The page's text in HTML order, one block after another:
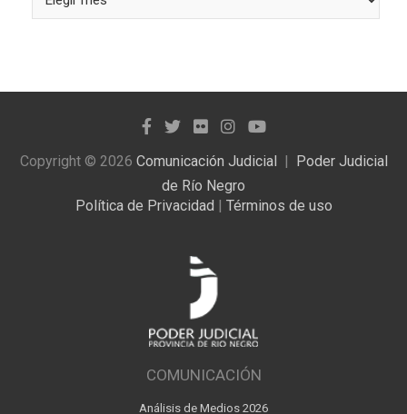
las
Copyright © 2026 Comunicación Judicial
Poder Judicial
de Río Negro
Política de Privacidad
Términos de uso
COMUNICACIÓN
Análisis de Medios 2026